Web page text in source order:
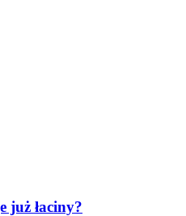
już łaciny?